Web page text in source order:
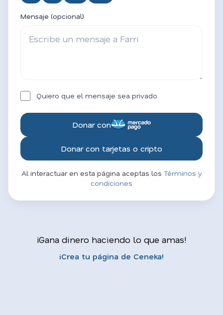
Mensaje (opcional)
Quiero que el mensaje sea privado.
Donar con
Donar con tarjetas o cripto
Al interactuar en esta página aceptas los Términos y
condiciones
¡Gana dinero haciendo lo que amas!
¡Crea tu página de Ceneka!